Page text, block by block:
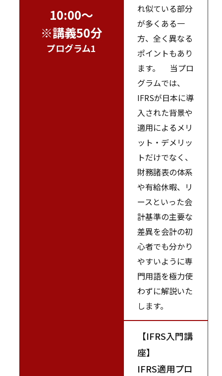
10:00～
※講義50分
プログラム1
れ似ている部分
が多くある一
方、全く異なる
ポイントもあり
ます。 当プロ
グラムでは、
IFRSが日本に導
入された背景や
適用によるメリ
ット・デメリッ
トだけでなく、
財務諸表の体系
や有給休暇、リ
ースといった会
計基準の主要な
差異を会計の初
心者でも分かり
やすいように専
門用語を極力使
わずに解説いた
します。
【IFRS入門講
座】
IFRS適用プロ